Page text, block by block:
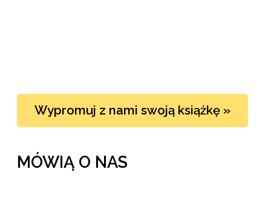
Wypromuj z nami swoją książkę »
MÓWIĄ O NAS